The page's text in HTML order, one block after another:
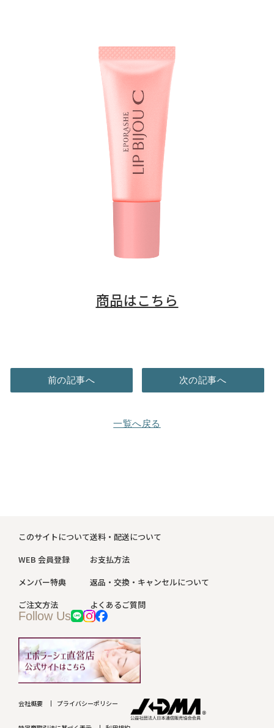
商品はこちら
前の記事へ
一覧へ戻る
次の記事へ
このサイトについて
WEB 会員登録
メンバー特典
ご注文方法
送料・配送について
お支払方法
返品・交換・キャンセルについて
よくあるご質問
Follow Us
会社概要 プライバシーポリシー